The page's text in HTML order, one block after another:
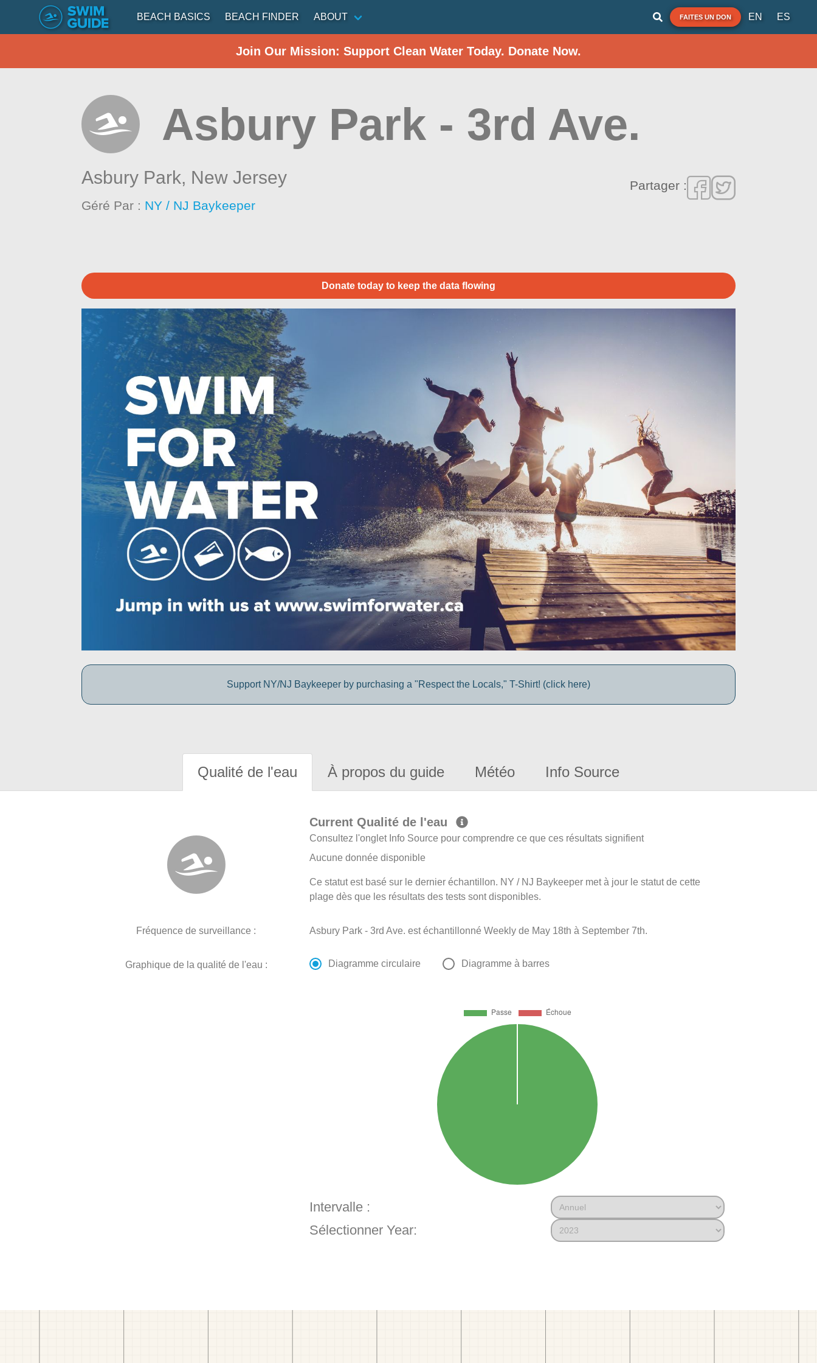
BEACH BASICS BEACH FINDER ABOUT FAITES UN DON EN ES
Join Our Mission: Support Clean Water Today. Donate Now.
Asbury Park - 3rd Ave.
Asbury Park, New Jersey
Géré Par : NY / NJ Baykeeper
Partager :
Donate today to keep the data flowing
Support NY/NJ Baykeeper by purchasing a "Respect the Locals," T-Shirt! (click here)
Qualité de l'eau À propos du guide Météo Info Source
Current Qualité de l'eau
Consultez l'onglet Info Source pour comprendre ce que ces résultats signifient
Aucune donnée disponible
Ce statut est basé sur le dernier échantillon. NY / NJ Baykeeper met à jour le statut de cette
plage dès que les résultats des tests sont disponibles.
Fréquence de surveillance : Asbury Park - 3rd Ave. est échantillonné Weekly de May 18th à September 7th.
Graphique de la qualité de l'eau : Diagramme circulaire Diagramme à barres
Intervalle :
Sélectionner Year: